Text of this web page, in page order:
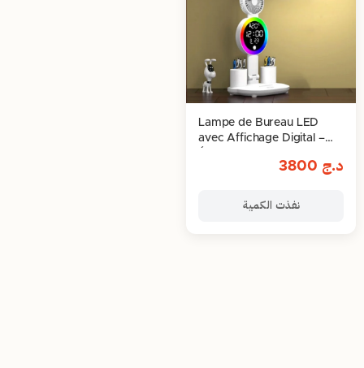
Lampe de Bureau LED
avec Affichage Digital –
د.ج
نفذت الكمية